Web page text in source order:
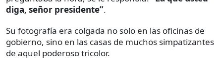
diga, señor presidente”.
Su fotografía era colgada no solo en las oficinas de
gobierno, sino en las casas de muchos simpatizantes
de aquel poderoso tricolor.